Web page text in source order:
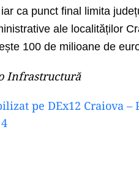
ca punct final limita
ale localităților
100 de milioane de
Infrastructură
pe DEx12 Craiova